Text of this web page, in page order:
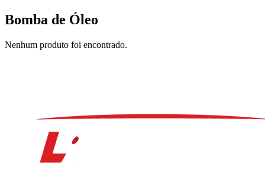
Bomba de Óleo
Nenhum produto foi encontrado.